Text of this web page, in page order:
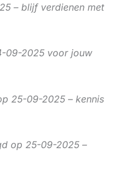
– blijf verdienen met
09-2025 voor jouw
25-09-2025 – kennis
op 25-09-2025 –